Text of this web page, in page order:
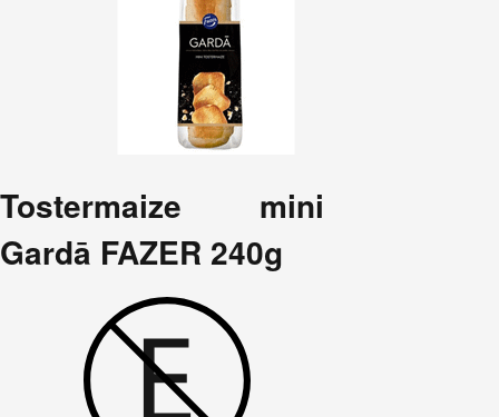
Tostermaize mini
Gardā FAZER 240g